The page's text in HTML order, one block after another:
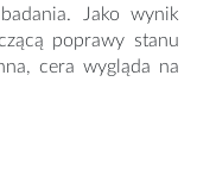
Jako wynik
poprawy stanu
cera wygląda na